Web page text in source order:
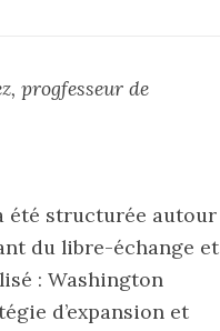
progfesseur de
été structurée autour
du libre-échange et
: Washington
d’expansion et